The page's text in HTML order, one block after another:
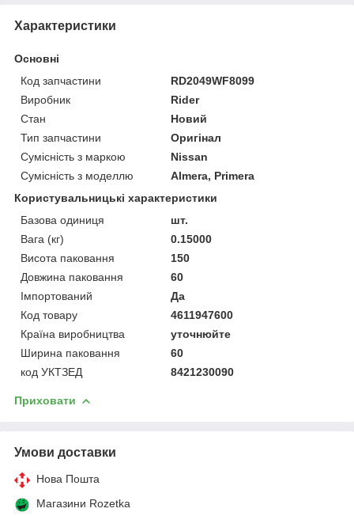
Характеристики
Основні
Код запчастини
RD2049WF8099
Виробник
Rider
Стан
Новий
Тип запчастини
Оригінал
Сумісність з маркою
Nissan
Сумісність з моделлю
Almera, Primera
Користувальницькі характеристики
Базова одиниця
шт.
Вага (кг)
0.15000
Висота паковання
150
Довжина паковання
60
Імпортований
Да
Код товару
4611947600
Країна виробництва
уточнюйте
Ширина паковання
60
код УКТЗЕД
8421230090
Приховати
Умови доставки
Нова Пошта
Магазини Rozetka